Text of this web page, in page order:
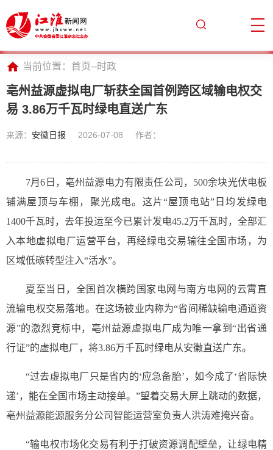
当前位置： 首页--时政
亳州益源虚拟电厂斩获全国首例跨区域输电权交
易 3.86万千瓦时绿电直送广东
来源： 安徽日报 2026-07-08 作者：
7月6日，亳州益源电力有限责任公司，500余块光伏电板
铺满屋顶与车棚，聚光成电。这片“屋顶电站”日均发绿电
1400千瓦时，去年投运至今已累计发电45.2万千瓦时，全部汇
入本地虚拟电厂运营平台，再经绿电交易输往全国市场，为
区域低碳转型注入“活水”。
夏至当日，全国首次横跨国家电网与南方电网的云霄直
流输电权交易落地。在这场被业内称为“省间稀缺输电通道资
源”的激烈竞标中，亳州益源虚拟电厂成为唯一拿到“出省通
行证”的虚拟电厂，将3.86万千瓦时绿电从安徽直送广东。
“过去虚拟电厂只是省内的‘应急备胎’，如今成了‘省际快
递’，能在全国市场主动接单。”望着交易大屏上跳动的数据，
亳州益源能源服务分公司智能运营室负责人洪涛难掩兴奋。
“输电权市场化交易有利于打破资源调配壁垒，让绿电精